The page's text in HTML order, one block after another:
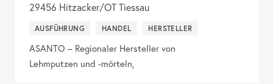
29456 Hitzacker/OT Tiessau
AUSFÜHRUNG HANDEL HERSTELLER
ASANTO – Regionaler Hersteller von
Lehmputzen und -mörteln,